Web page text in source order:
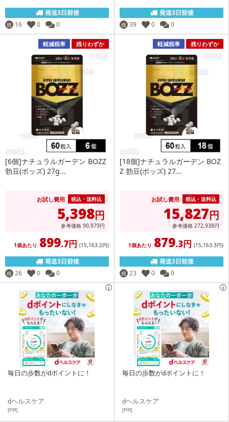
発送3日前後
残 16 0 0
発送3日前後
残 39 0 0
軽減税率 残りわずか
[6個]ナチュラルガーデン BOZZ
勃豆(ボッズ) 27g...
お試し費用 税込・送料込
5,398円
参考価格 90,979円
1個あたり 899.7円 (15,163.2円)
発送3日前後
残 26 0 0
軽減税率 残りわずか
[18個]ナチュラルガーデン BOZ
Z 勃豆(ボッズ) 27...
お試し費用 税込・送料込
15,827円
参考価格 272,938円
1個あたり 879.3円 (15,163.3円)
発送3日前後
残 23 0 0
毎日の歩数がdポイントに！
dヘルスケア
[PR]
毎日の歩数がdポイントに！
dヘルスケア
[PR]